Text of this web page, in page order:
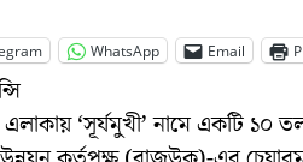
WhatsApp Email
এলাকায় ‘সূর্যমুখী’ নামে একটি ১০